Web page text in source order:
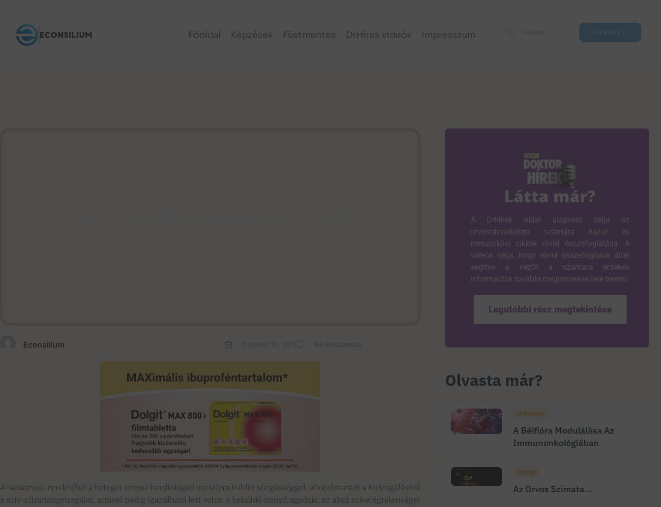
Főoldal Képzések Füstmentes DrHírek videók Impresszum KERESÉS
Econsilium
A háziorvosi rendelőből a beteget orvosa kardiológiai osztályra küldte sürgősséggel, ahol elmaradt a kivizsgálásból
a szív-ultrahangvizsgálat, amivel pedig igazolható lett volna a beküldő iránydiagnózis, az akut szívelégtelenséget
Látta már?
A DrHírek oldal alapvető célja az
orvostársadalom számára hazai és
nemzetközi cikkek rövid összefoglalása. A
videók célja, hogy rövid összefoglalók által
segítse a nézőt a számára érdekes
információk további megismerése felé terelni.
Legutóbbi rész megtekintése
Olvasta már?
Onkológia
A Bélflóra Modulálása Az
Immunonkológiában
Címlap
Az Orvos Szimata…